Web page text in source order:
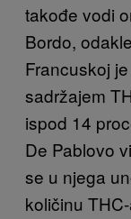
takođe vodi
Bordo,
Francuskoj
sadržajem
ispod 14
De Pablovo
se u njega
količinu